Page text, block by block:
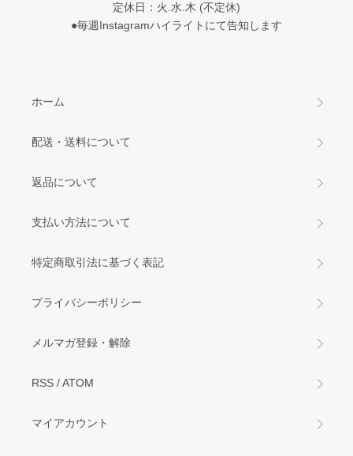
定休日：火.水.木 (不定休)
●毎週Instagramハイライトにて告知します
ホーム
配送・送料について
返品について
支払い方法について
特定商取引法に基づく表記
プライバシーポリシー
メルマガ登録・解除
RSS /ATOM
マイアカウント